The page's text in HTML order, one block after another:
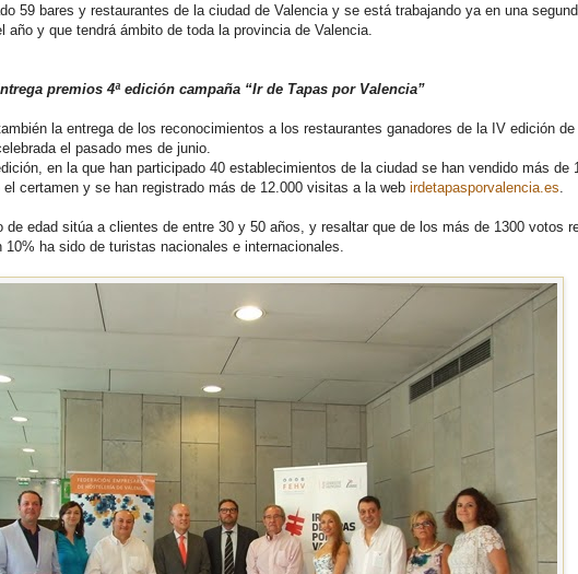
59 bares y restaurantes de la ciudad de Valencia y se está trabajando ya en una
y que tendrá ámbito de toda la provincia de Valencia.
premios 4ª edición campaña “Ir de Tapas por Valencia”
la entrega de los reconocimientos a los restaurantes ganadores de la IV edición de
el pasado mes de junio.
en la que han participado 40 establecimientos de la ciudad se han vendido más de
certamen y se han registrado más de 12.000 visitas a la web irdetapasporvalencia.es
de edad sitúa a clientes de entre 30 y 50 años, y resaltar que de los más de 1300 votos
ha sido de turistas nacionales e internacionales.